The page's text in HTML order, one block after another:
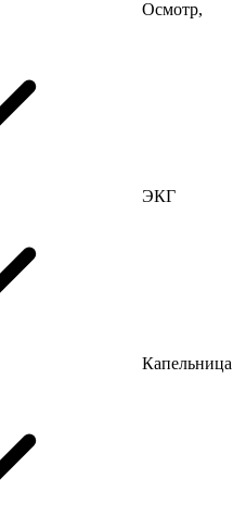
Осмотр,
ЭКГ
Капельница